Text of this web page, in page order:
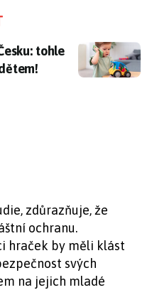
tohle dost možná
tohle
zdůrazňuje, že
ochranu.
hraček by měli klást
svých
na jejich mladé